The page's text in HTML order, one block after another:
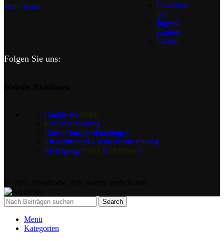
Mehr lesen
Esszimmer
Set
Jugend
Zimmer
Lampe
Folgen Sie uns:
Cookie-Richtlinie
Fernabsatzvertrag
Datenschutzbestimmungen
Rücktrittsrecht - Widerrufsbelehrung
Bedingungen und Konditionen
Search
Menü
Kategorien